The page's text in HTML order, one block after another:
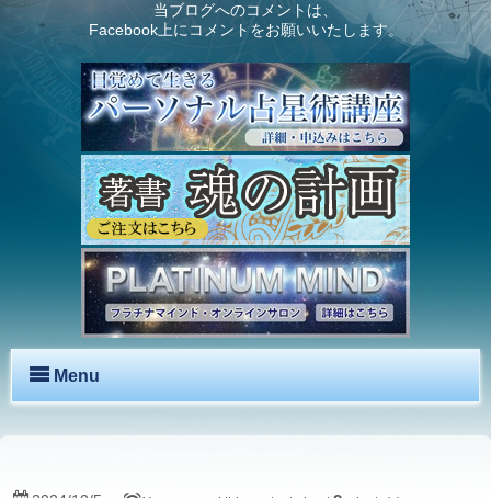
当ブログへのコメントは、
Facebook上にコメントをお願いいたします。
Menu